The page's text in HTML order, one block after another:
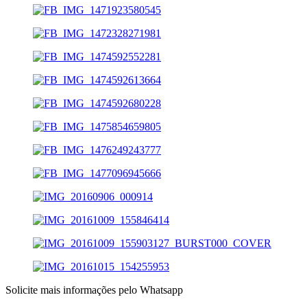
Solicite mais informações pelo Whatsapp